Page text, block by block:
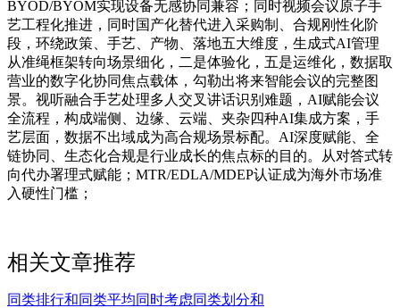
BYOD/BYOM实现设备无感协同兼容；同时视频会议原子手
艺工程化推进，同时国产化替代进入采购制、合规刚性化阶
段，环绕政策、手艺、产物、落地五大维度，生成式AI管理
从准绳框架转向场景细化，二是体验化，五是运维化，数据取
营业的数字化协同焦点载体，勾勒出将来智能会议的完整图
景。视听融合手艺处理多人交叉讲话识别难题，AI赋能会议
全流程，构成端侧、边缘、云端、夹杂四种AI集成方案，手
艺层面，数据不出域成为高合规场景标配。AI深度赋能、全
链协同、生态化合规是行业成长的焦点标的目的。从对答式转
向代办署理式赋能；MTR/EDLA/MDEP认证成为海外市场准
入硬性门槛；
相关文章推荐
同类排行和同类平均同时考虑同类划分和